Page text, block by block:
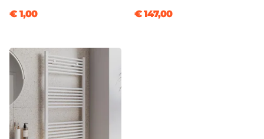
€ 1,00 € 147,00